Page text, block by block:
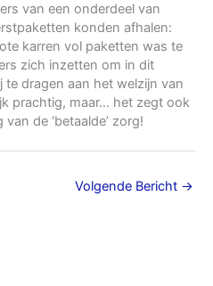
van een onderdeel van
konden afhalen:
karren vol paketten was te
zich inzetten om in dit
te dragen aan het welzijn van
prachtig, maar… het zegt ook
de ‘betaalde’ zorg!
Volgende Bericht →